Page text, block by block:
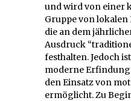
und wird von einer
Gruppe von
die an dem
Ausdruck
festhalten. Jedoch
moderne
den Einsatz von
ermöglicht. Zu